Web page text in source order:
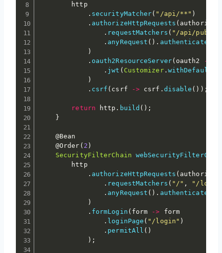
        http
. securityMatcher( "/api/**" )
. authorizeHttpRequests ( authorize
. requestMatchers ( "/api/
. anyRequest ( ) . authenticated
)
. oauth2ResourceServer( oauth2 ->
. jwt ( Customizer. withDefaults
)
. csrf ( csrf -> csrf . disable ( ) ) ;
return http . build ( ) ;
}
@Bean
@Order ( 2 )
SecurityFilterChain
        http
. authorizeHttpRequests ( authorize
. requestMatchers ( "/" ,
"/
. anyRequest ( ) . authenticated
)
. formLogin ( form -> form
. loginPage ( "/login" )
. permitAll ( )
) ;